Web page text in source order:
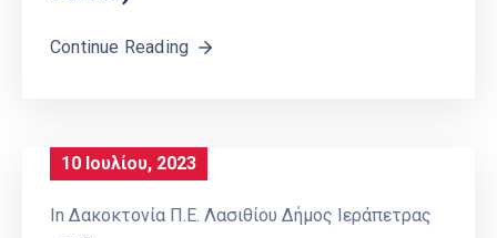
Continue Reading
10 Ιουλίου, 2023
In Δακοκτονία Π.Ε. Λασιθίου Δήμος Ιεράπετρας